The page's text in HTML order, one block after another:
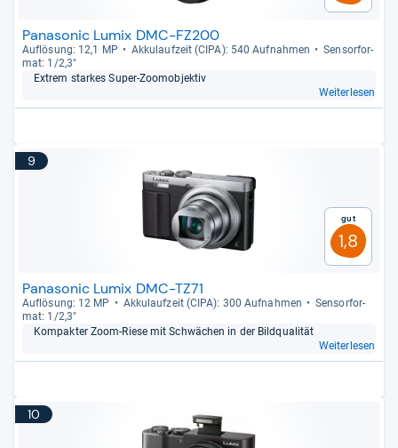
Panasonic Lumix DMC-FZ200
Auf­lö­sung: 12,1 MP Akku­lauf­zeit (CIPA): 540 Auf­nah­men
Sen­sor­for­
mat: 1/2,3"
Extrem star­kes Super-​Zoo­m­ob­jek­tiv
Weiterlesen
9
Gut
1,8
Panasonic Lumix DMC-TZ71
Auf­lö­sung: 12 MP Akku­lauf­zeit (CIPA): 300 Auf­nah­men
Sen­sor­for­
mat: 1/2,3"
Kom­pak­ter Zoom-​Riese mit Schwä­chen in der Bild­qua­li­tät
Weiterlesen
10